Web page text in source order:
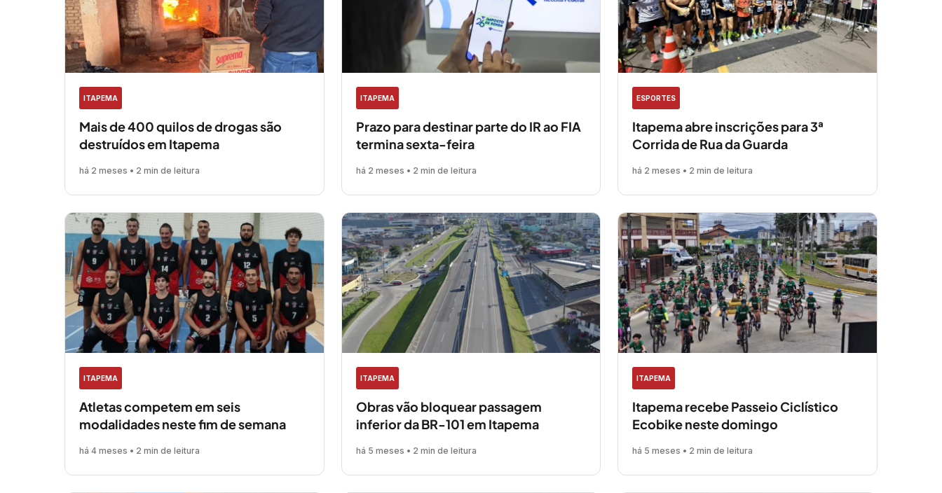
ITAPEMA
Mais de 400 quilos de drogas são
destruídos em Itapema
há 2 meses • 2 min de leitura
ITAPEMA
Prazo para destinar parte do IR ao FIA
termina sexta-feira
há 2 meses • 2 min de leitura
ESPORTES
Itapema abre inscrições para 3ª
Corrida de Rua da Guarda
há 2 meses • 2 min de leitura
ITAPEMA
Atletas competem em seis
modalidades neste fim de semana
há 4 meses • 2 min de leitura
ITAPEMA
Obras vão bloquear passagem
inferior da BR-101 em Itapema
há 5 meses • 2 min de leitura
ITAPEMA
Itapema recebe Passeio Ciclístico
Ecobike neste domingo
há 5 meses • 2 min de leitura